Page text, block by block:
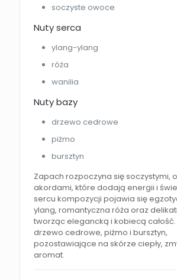
soczyste owoce
Nuty serca
ylang-ylang
róża
wanilia
Nuty bazy
drzewo cedrowe
piżmo
bursztyn
Zapach rozpoczyna się soczystymi,
akordami, które dodają energii i
sercu kompozycji pojawia się
ylang, romantyczna róża oraz
tworząc elegancką i kobiecą
drzewo cedrowe, piżmo i bursztyn,
pozostawiające na skórze ciepły,
aromat.